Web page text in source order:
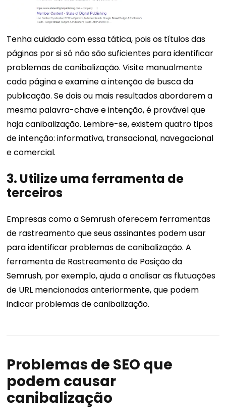
Tenha cuidado com essa tática, pois os títulos das
páginas por si só não são suficientes para identificar
problemas de canibalização. Visite manualmente
cada página e examine a intenção de busca da
publicação. Se dois ou mais resultados abordarem a
mesma palavra-chave e intenção, é provável que
haja canibalização. Lembre-se, existem quatro tipos
de intenção: informativa, transacional, navegacional
e comercial.
3. Utilize uma ferramenta de
terceiros
Empresas como a Semrush oferecem ferramentas
de rastreamento que seus assinantes podem usar
para identificar problemas de canibalização. A
ferramenta de Rastreamento de Posição da
Semrush, por exemplo, ajuda a analisar as flutuações
de URL mencionadas anteriormente, que podem
indicar problemas de canibalização.
Problemas de SEO que
podem causar
canibalização